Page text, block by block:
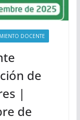
DOCENTE
de
|
de